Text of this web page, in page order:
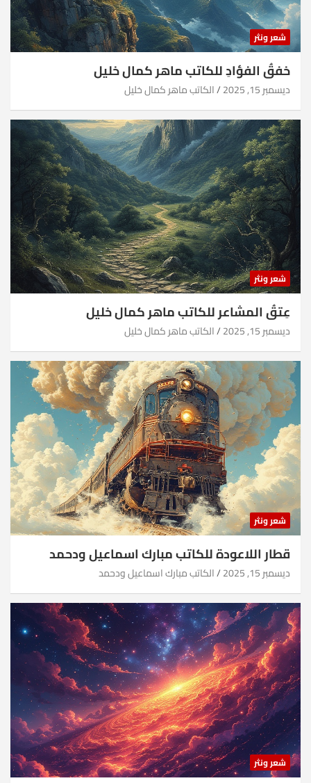
شعر ونثر
خفقُ الفؤادِ للكاتب ماهر كمال خليل
ديسمبر 15, 2025 الكاتب ماهر كمال خليل
شعر ونثر
عِتقُ المشاعر للكاتب ماهر كمال خليل
ديسمبر 15, 2025 الكاتب ماهر كمال خليل
شعر ونثر
قطار اللاعودة للكاتب مبارك اسماعيل ودحمد
ديسمبر 15, 2025 الكاتب مبارك اسماعيل ودحمد
شعر ونثر